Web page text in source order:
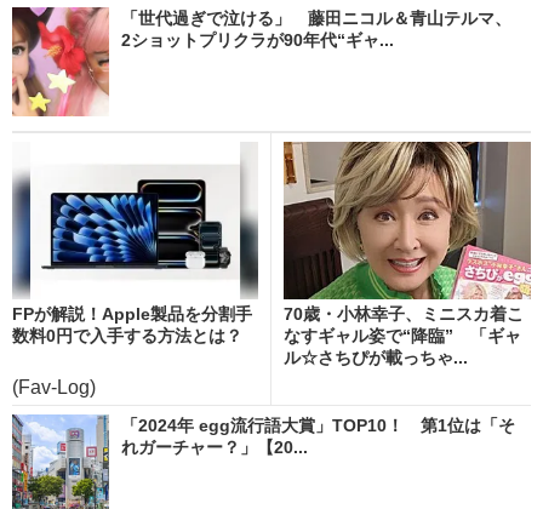
「世代過ぎで泣ける」 藤田ニコル＆青山テルマ、
2ショットプリクラが90年代“ギャ...
FPが解説！Apple製品を分割手
数料0円で入手する方法とは？
(Fav-Log)
70歳・小林幸子、ミニスカ着こ
なすギャル姿で“降臨” 「ギャ
ル☆さちぴが載っちゃ...
「2024年 egg流行語大賞」TOP10！ 第1位は「そ
れガーチャー？」【20...